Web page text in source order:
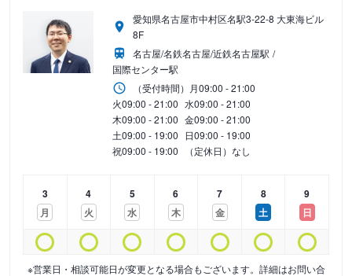
愛知県名古屋市中村区名駅3-22-8 大東海ビル
8F
名古屋/名鉄名古屋/近鉄名古屋駅
国際センター駅
（受付時間） 月09:00 - 21:00
火09:00 - 21:00 水09:00 - 21:00
木09:00 - 21:00 金09:00 - 21:00
土09:00 - 19:00 日09:00 - 19:00
祝09:00 - 19:00 （定休日）なし
3
月
4
火
5
水
6
木
7
金
8
土
9
日
※営業日・相談可能日が変更となる場合もございます。詳細はお問い合